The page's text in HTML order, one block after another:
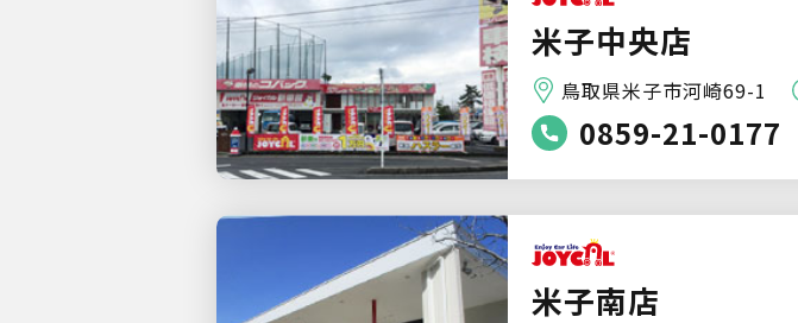
米子中央店
鳥取県米子市河崎69-1
0859-21-0177
米子南店